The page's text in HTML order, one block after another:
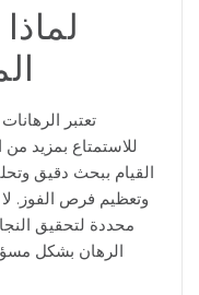
تعتبر
للاستمتاع بمزيد من
القيام ببحث دقيق
وتعظيم فرص الفوز.
محددة لتحقيق
الرهان بشكل